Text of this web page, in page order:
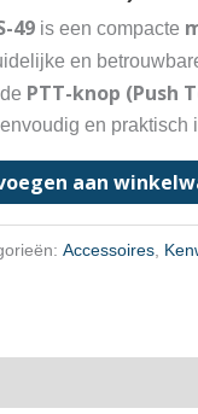
49 is een compacte
en
PTT-knop (Push
en praktisch
aan
Accessoires,